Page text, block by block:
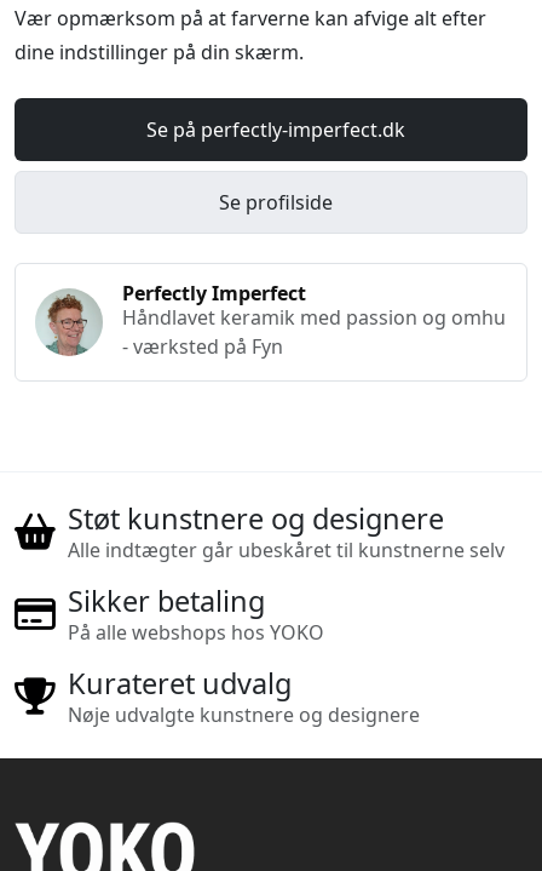
Vær opmærksom på at farverne kan afvige alt efter
dine indstillinger på din skærm.
Se på perfectly-imperfect.dk
Se profilside
Perfectly Imperfect
Håndlavet keramik med passion og omhu
- værksted på Fyn
Støt kunstnere og designere
Alle indtægter går ubeskåret til kunstnerne selv
Sikker betaling
På alle webshops hos YOKO
Kurateret udvalg
Nøje udvalgte kunstnere og designere